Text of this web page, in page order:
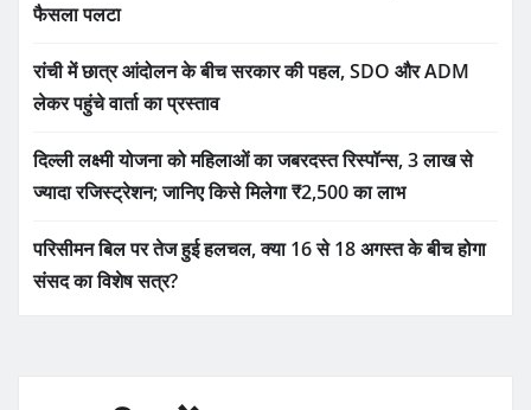
फैसला पलटा
रांची में छात्र आंदोलन के बीच सरकार की पहल, SDO और ADM
लेकर पहुंचे वार्ता का प्रस्ताव
दिल्ली लक्ष्मी योजना को महिलाओं का जबरदस्त रिस्पॉन्स, 3 लाख से
ज्यादा रजिस्ट्रेशन; जानिए किसे मिलेगा ₹2,500 का लाभ
परिसीमन बिल पर तेज हुई हलचल, क्या 16 से 18 अगस्त के बीच होगा
संसद का विशेष सत्र?